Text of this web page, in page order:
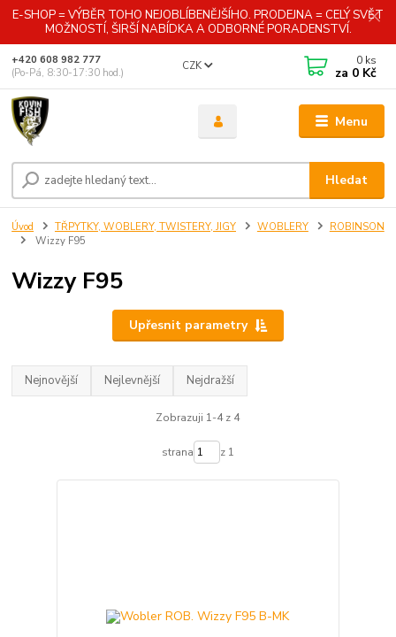
E-SHOP = VÝBĚR TOHO NEJOBLÍBENĚJŠÍHO. PRODEJNA = CELÝ SVĚT
MOŽNOSTÍ, ŠIRŠÍ NABÍDKA A ODBORNÉ PORADENSTVÍ.
Menu
CZK
Hledat
+420 608 982 777
(Po-Pá, 8:30-17:30 hod.)
0 ks
za 0 Kč
Úvod TŘPYTKY, WOBLERY, TWISTERY, JIGY WOBLERY
ROBINSON
Wizzy F95
Wizzy F95
Upřesnit parametry
Nejnovější Nejlevnější Nejdražší
Zobrazuji 1-4 z 4
strana z 1